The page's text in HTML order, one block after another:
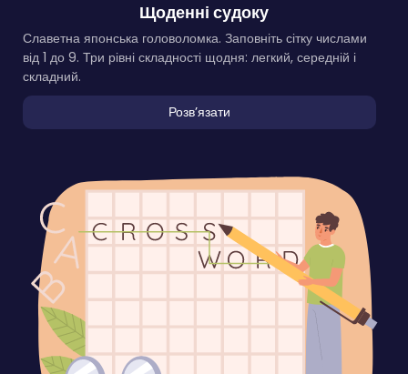
Щоденні судоку
Славетна японська головоломка. Заповніть сітку числами
від 1 до 9. Три рівні складності щодня: легкий, середній і
складний.
Розвʼязати